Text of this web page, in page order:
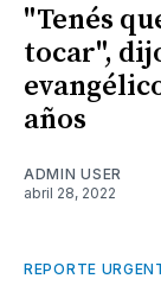
"Tenés
tocar",
años
ADMIN USER
abril 28, 2022
REPORTE